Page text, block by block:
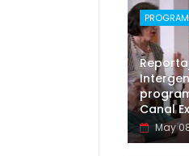
Canal
May